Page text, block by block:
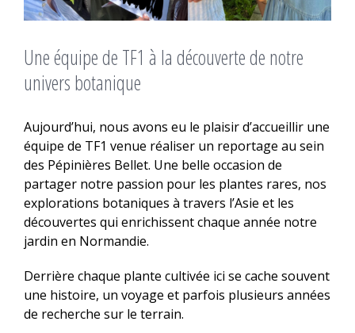
Une équipe de TF1 à la découverte de notre
univers botanique
Aujourd’hui, nous avons eu le plaisir d’accueillir une
équipe de TF1 venue réaliser un reportage au sein
des Pépinières Bellet. Une belle occasion de
partager notre passion pour les plantes rares, nos
explorations botaniques à travers l’Asie et les
découvertes qui enrichissent chaque année notre
jardin en Normandie.
Derrière chaque plante cultivée ici se cache souvent
une histoire, un voyage et parfois plusieurs années
de recherche sur le terrain.